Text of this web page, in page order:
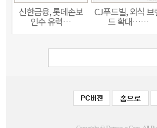
신한금융, 롯데손보
인수 유력…
CJ푸드빌, 외식 브
드 확대……